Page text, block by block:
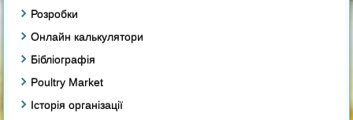
Розробки
Онлайн калькулятори
Бібліографія
Poultry Market
Історія організації